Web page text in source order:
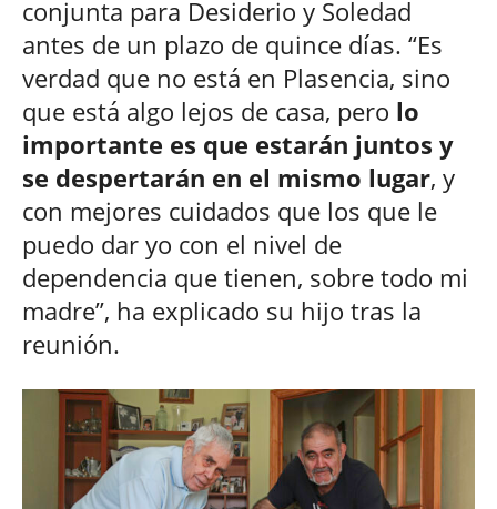
conjunta para Desiderio y Soledad
antes de un plazo de quince días. “Es
verdad que no está en Plasencia, sino
que está algo lejos de casa, pero lo
importante es que estarán juntos y
se despertarán en el mismo lugar, y
con mejores cuidados que los que le
puedo dar yo con el nivel de
dependencia que tienen, sobre todo mi
madre”, ha explicado su hijo tras la
reunión.